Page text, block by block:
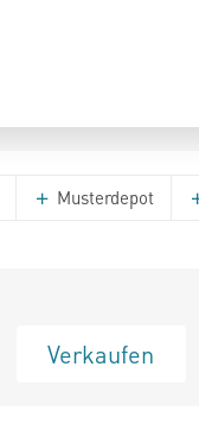
Musterdepot
Verkaufen